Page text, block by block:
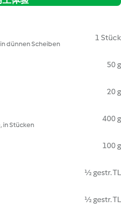
dünnen Scheiben
1 Stück
50 g
20 g
in Stücken
400 g
100 g
½ gestr. TL
½ gestr. TL